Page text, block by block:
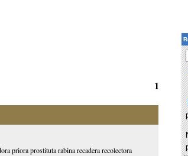
1
priora prostituta rabina recadera recolectora